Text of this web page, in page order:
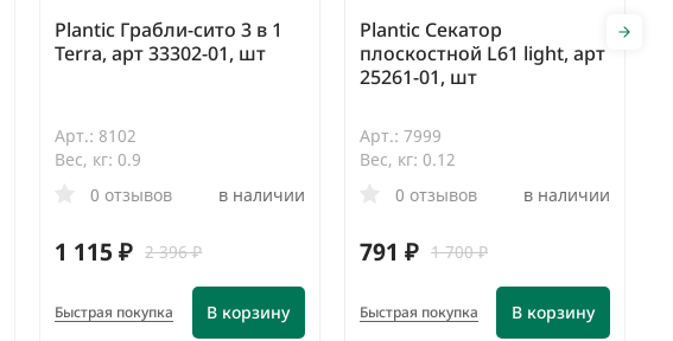
Plantic Грабли-сито 3 в 1
Terra, арт 33302-01, шт
Арт.: 8102
Вес, кг: 0.9
0 отзывов
в наличии
1 115 ₽ 2 396 ₽
В корзину
Быстрая покупка
Plantic Секатор
плоскостной L61 light, арт
25261-01, шт
Арт.: 7999
Вес, кг: 0.12
0 отзывов
в наличии
791 ₽ 1 700 ₽
В корзину
Быстрая покупка